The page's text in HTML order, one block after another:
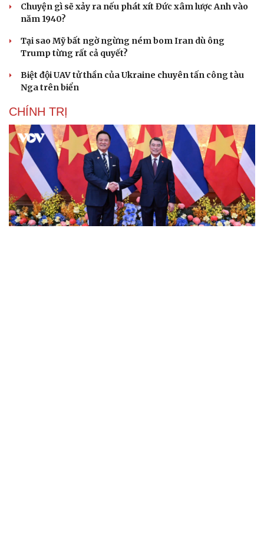
Chuyện gì sẽ xảy ra nếu phát xít Đức xâm lược Anh vào
năm 1940?
Tại sao Mỹ bất ngờ ngừng ném bom Iran dù ông
Trump từng rất cả quyết?
Biệt đội UAV tử thần của Ukraine chuyên tấn công tàu
Nga trên biển
CHÍNH TRỊ